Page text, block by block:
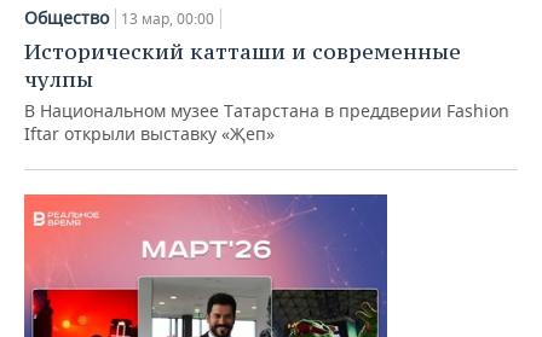
ФИГУРНОЕ КАТАНИЕ
ВОДНЫЕ ВИДЫ СПОРТА
МЕДИЦИНА
ОБРАЗОВАНИЕ
СПИСОК КОМПАНИЙ
Общество 13 мар, 00:00
Исторический катташи и современные
чулпы
В Национальном музее Татарстана в преддверии Fashion
Iftar открыли выставку «Җеп»